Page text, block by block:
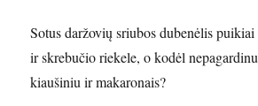
Sotus daržovių sriubos dubenėlis
ir skrebučio riekele, o kodėl
kiaušiniu ir makaronais?